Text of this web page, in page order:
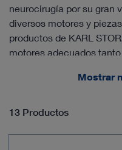
neurocirugía por su gran
diversos motores y
productos de KARL
motores adecuados
Mostrar
13 Productos